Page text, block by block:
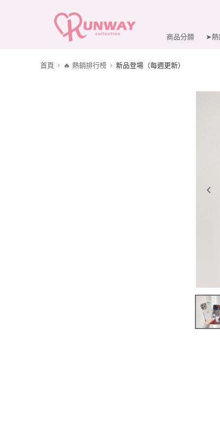
商品分類 ➤熱
首頁 🔥 熱銷排行榜 新品登場（每週更新）